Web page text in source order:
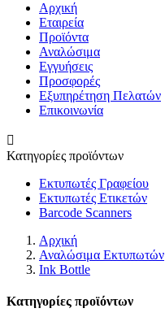
Αρχική
Εταιρεία
Προϊόντα
Αναλώσιμα
Εγγυήσεις
Προσφορές
Εξυπηρέτηση Πελατών
Επικοινωνία

Κατηγορίες προϊόντων
Εκτυπωτές Γραφείου
Εκτυπωτές Ετικετών
Barcode Scanners
Αρχική
Αναλώσιμα Εκτυπωτών
Ink Bottle
Κατηγορίες προϊόντων